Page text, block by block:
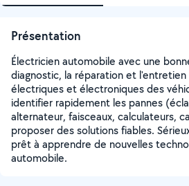
Présentation
Électricien automobile avec une
diagnostic, la réparation et
électriques et électroniques des
identifier rapidement les pannes
alternateur, faisceaux, calculateurs,
proposer des solutions fiables.
prêt à apprendre de nouvelles
automobile.